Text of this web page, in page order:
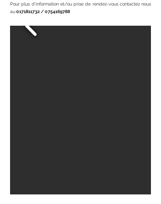
Pour plus d'information et/ou prise de rendez-vous contactez nous
au 0171811732 / 0754169788